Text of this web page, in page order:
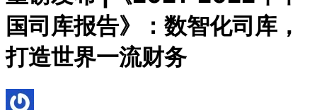
国司库报告》：数智化司库，
打造世界一流财务